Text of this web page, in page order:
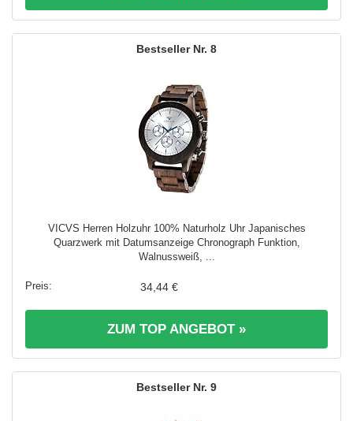
8
VICVS Herren Holzuhr 100% Naturholz Uhr Japanisches
Quarzwerk mit Datumsanzeige Chronograph Funktion,
Walnussweiß, ...
34,44 €
ZUM TOP ANGEBOT »
9